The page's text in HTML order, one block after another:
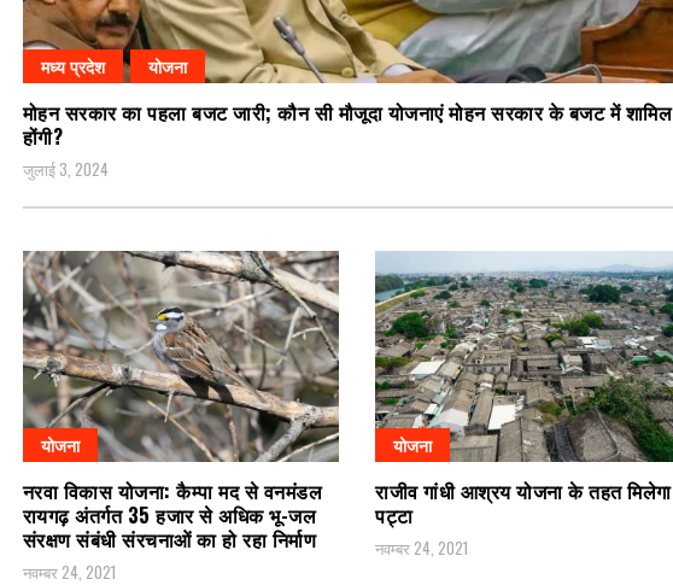
मध्य प्रदेश योजना
मोहन सरकार का पहला बजट जारी; कौन सी मौजूदा योजनाएं मोहन सरकार के बजट में शामिल
होंगी?
जुलाई 3, 2024
योजना
नरवा विकास योजना: कैम्पा मद से वनमंडल
रायगढ़ अंतर्गत 35 हजार से अधिक भू-जल
संरक्षण संबंधी संरचनाओं का हो रहा निर्माण
नवम्बर 24, 2021
योजना
राजीव गांधी आश्रय योजना के तहत मिलेगा
पट्टा
नवम्बर 24, 2021